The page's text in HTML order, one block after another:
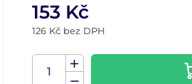
153 Kč
126 Kč bez DPH